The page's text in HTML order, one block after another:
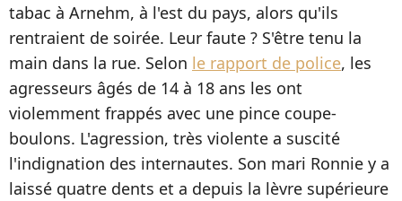
tabac à Arnehm, à l'est du pays, alors qu'ils
rentraient de soirée. Leur faute ? S'être tenu la
main dans la rue. Selon le rapport de police, les
agresseurs âgés de 14 à 18 ans les ont
violemment frappés avec une pince coupe-
boulons. L'agression, très violente a suscité
l'indignation des internautes. Son mari Ronnie y a
laissé quatre dents et a depuis la lèvre supérieure